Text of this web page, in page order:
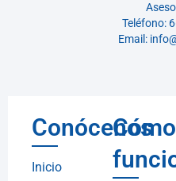
Teléfono:
Email:
Conócenos
Inicio
Cómo